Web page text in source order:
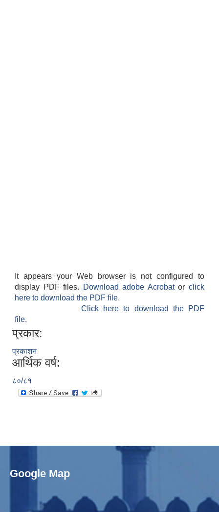
It appears your Web browser is not configured to
display PDF files.
Download adobe Acrobatorclick
here to download the PDF file.
Click here to download the PDF
file.
प्रकार:
प्रकाशन
आर्थिक वर्ष:
८०/८१
Google Map